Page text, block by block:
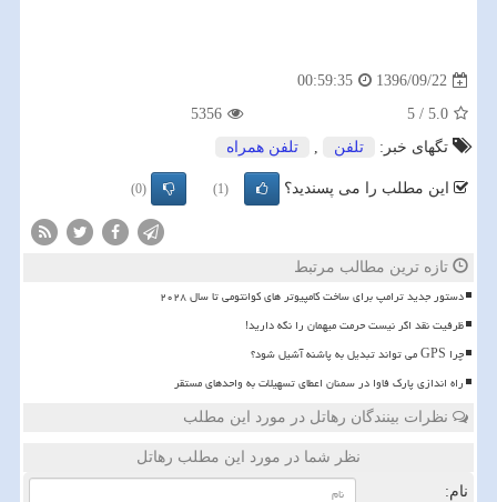
1396/09/22
00:59:35
5.0
/
5
5356
تگهای خبر:
تلفن , تلفن همراه
این مطلب را می پسندید؟ (1)
(0)
تازه ترین مطالب مرتبط
دستور جدید ترامپ برای ساخت کامپیوتر های کوانتومی تا سال ۲۰۲۸
ظرفیت نقد اگر نیست حرمت میهمان را نگه دارید!
چرا GPS می تواند تبدیل به پاشنه آشیل شود؟
راه اندازی پارک فاوا در سمنان اعطای تسهیلات به واحدهای مستقر
نظرات بینندگان رهاتل در مورد این مطلب
نظر شما در مورد این مطلب رهاتل
نام: